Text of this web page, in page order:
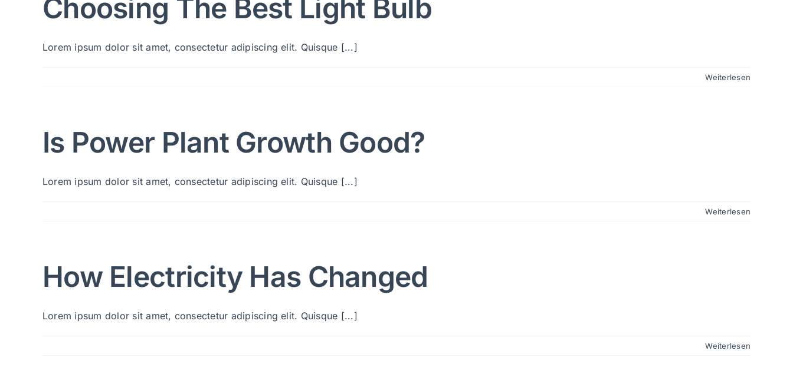
Choosing The Best Light Bulb
Lorem ipsum dolor sit amet, consectetur adipiscing elit. Quisque [...]
Weiterlesen
Is Power Plant Growth Good?
Lorem ipsum dolor sit amet, consectetur adipiscing elit. Quisque [...]
Weiterlesen
How Electricity Has Changed
Lorem ipsum dolor sit amet, consectetur adipiscing elit. Quisque [...]
Weiterlesen